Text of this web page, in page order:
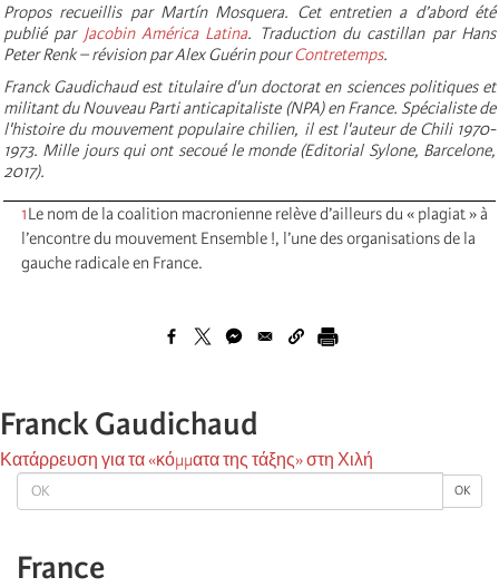
OK OK
France
Propos recueillis par Martín Mosquera. Cet entretien a d’abord été
publié par Jacobin América Latina. Traduction du castillan par Hans
Peter Renk – révision par Alex Guérin pourContretemps.
Franck Gaudichaud est titulaire d'un doctorat en sciences politiques et
militant du Nouveau Parti anticapitaliste (NPA) en France. Spécialiste de
l'histoire du mouvement populaire chilien, il est l'auteur de Chili 1970-
1973. Mille jours qui ont secoué le monde (Editorial Sylone, Barcelone,
2017).
1Le nom de la coalition macronienne relève d’ailleurs du « plagiat » à
l’encontre du mouvement Ensemble !, l’une des organisations de la
gauche radicale en France.
Franck Gaudichaud
Κατάρρευση για τα «κόμματα της τάξης» στη Χιλή